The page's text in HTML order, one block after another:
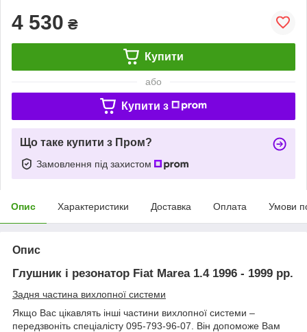
4 530 ₴
Купити
або
Купити з
Що таке купити з Пром?
Замовлення під захистом
Опис Характеристики Доставка Оплата Умови
Опис
Глушник і резонатор Fiat Marea 1.4 1996 - 1999 рр.
Задня частина вихлопної системи
Якщо Вас цікавлять інші частини вихлопної системи –
передзвоніть спеціалісту 095-793-96-07. Він допоможе Вам